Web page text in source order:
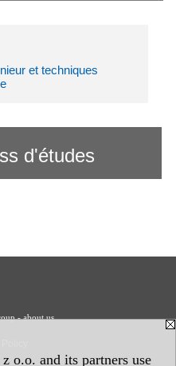
o.o. and its partners use
et techniques
d'études
- about us